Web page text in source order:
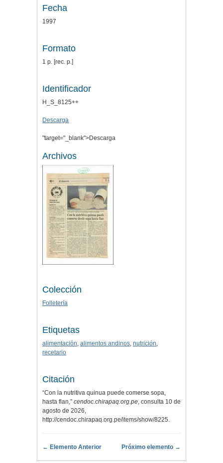
Fecha
1997
Formato
1 p. [rec. p.]
Identificador
H_S_8125++
Descarga
"target="_blank">Descarga
Archivos
Colección
Folletería
Etiquetas
alimentación, alimentos andinos, nutrición,
recetario
Citación
“Con la nutritiva quinua puede comerse sopa,
hasta flan,” cendoc.chirapaq.org.pe, consulta 10 de
agosto de 2026,
http://cendoc.chirapaq.org.pe/items/show/8225.
← Elemento Anterior Próximo elemento →